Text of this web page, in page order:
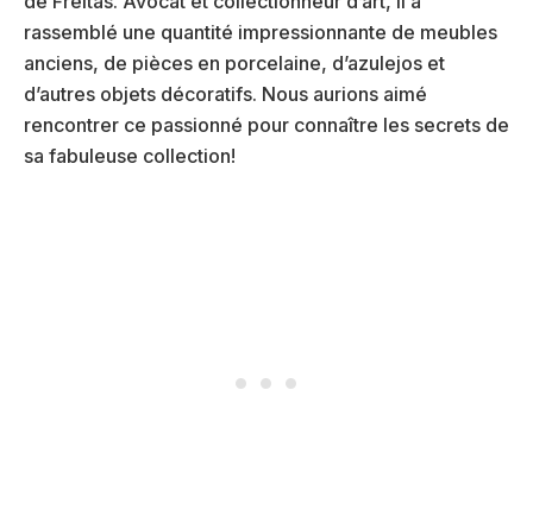
rassemblé une quantité impressionnante de meubles
anciens, de pièces en porcelaine, d’azulejos et
d’autres objets décoratifs. Nous aurions aimé
rencontrer ce passionné pour connaître les secrets de
sa fabuleuse collection!